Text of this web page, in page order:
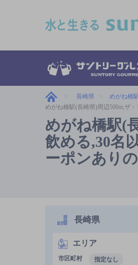
長崎県
めがね橋
めがね橋駅(長崎県)周辺500m,ザ
めがね橋駅(
飲める,30名
ーポンあり
長崎県
エリア
市区町村
指定なし